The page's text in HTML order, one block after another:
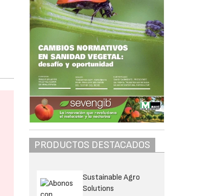
PRODUCTOS DESTACADOS
Sustainable Agro
Solutions